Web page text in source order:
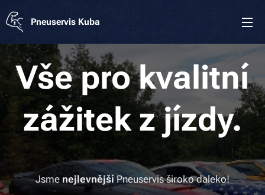
Pneuservis Kuba
Vše pro kvalitní
zážitek z jízdy.
Jsme nejlevnějšíPneuservis široko daleko!